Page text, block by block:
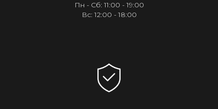
Пн - Сб: 11:00 - 19:00
Вс: 12:00 - 18:00